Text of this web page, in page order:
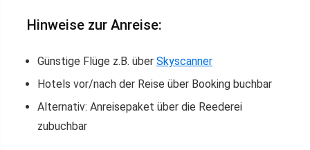
Hinweise zur Anreise:
Günstige Flüge z.B. über Skyscanner
Hotels vor/nach der Reise über Booking buchbar
Alternativ: Anreisepaket über die Reederei
zubuchbar